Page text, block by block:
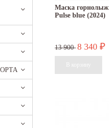
Маска
Pulse blue (2024)
13 900 8 340 ₽